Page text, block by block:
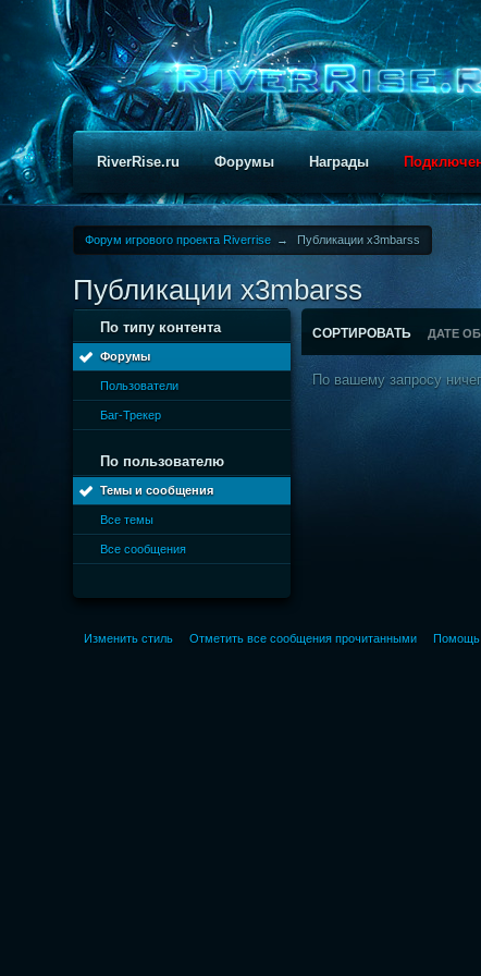
RiverRise.ru Форумы Награды
Форум игрового проекта Riverrise → Публикации x3mbarss
Публикации x3mbarss
По типу контента
Форумы
Пользователи
Баг-Трекер
По пользователю
Темы и сообщения
Все темы
Все сообщения
СОРТИРОВАТЬ ДАТЕ
По вашему запросу
Изменить стиль Отметить все сообщения прочитанными Помощь